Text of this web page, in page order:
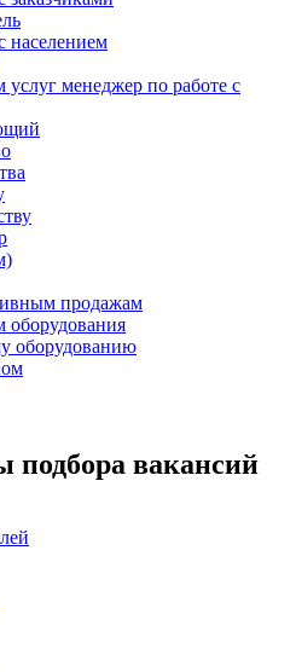
населением
менеджер по работе с
продажам
оборудования
оборудованию
вакансий